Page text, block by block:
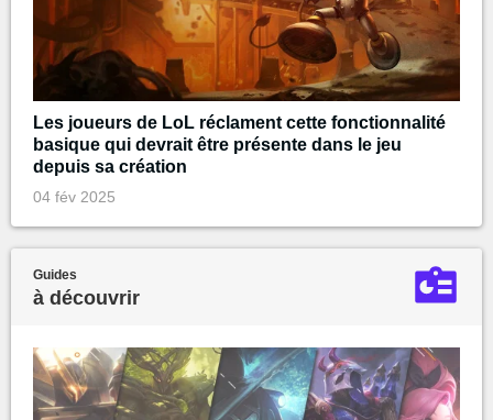
Les joueurs de LoL réclament cette fonctionnalité
basique qui devrait être présente dans le jeu
depuis sa création
04 fév 2025
Guides
à découvrir